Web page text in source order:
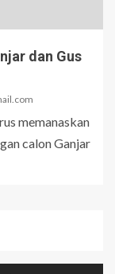
dan Gus
memanaskan
calon Ganjar